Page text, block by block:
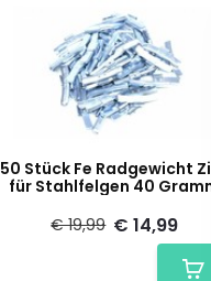
50 Stück Fe Radgewicht
für Stahlfelgen 40
€ 19,99 € 14,99